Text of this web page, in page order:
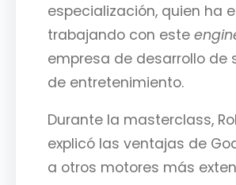
especialización, quien ha
trabajando con este
empresa de desarrollo de
de entretenimiento.
Durante la masterclass,
explicó las ventajas de
a otros motores más